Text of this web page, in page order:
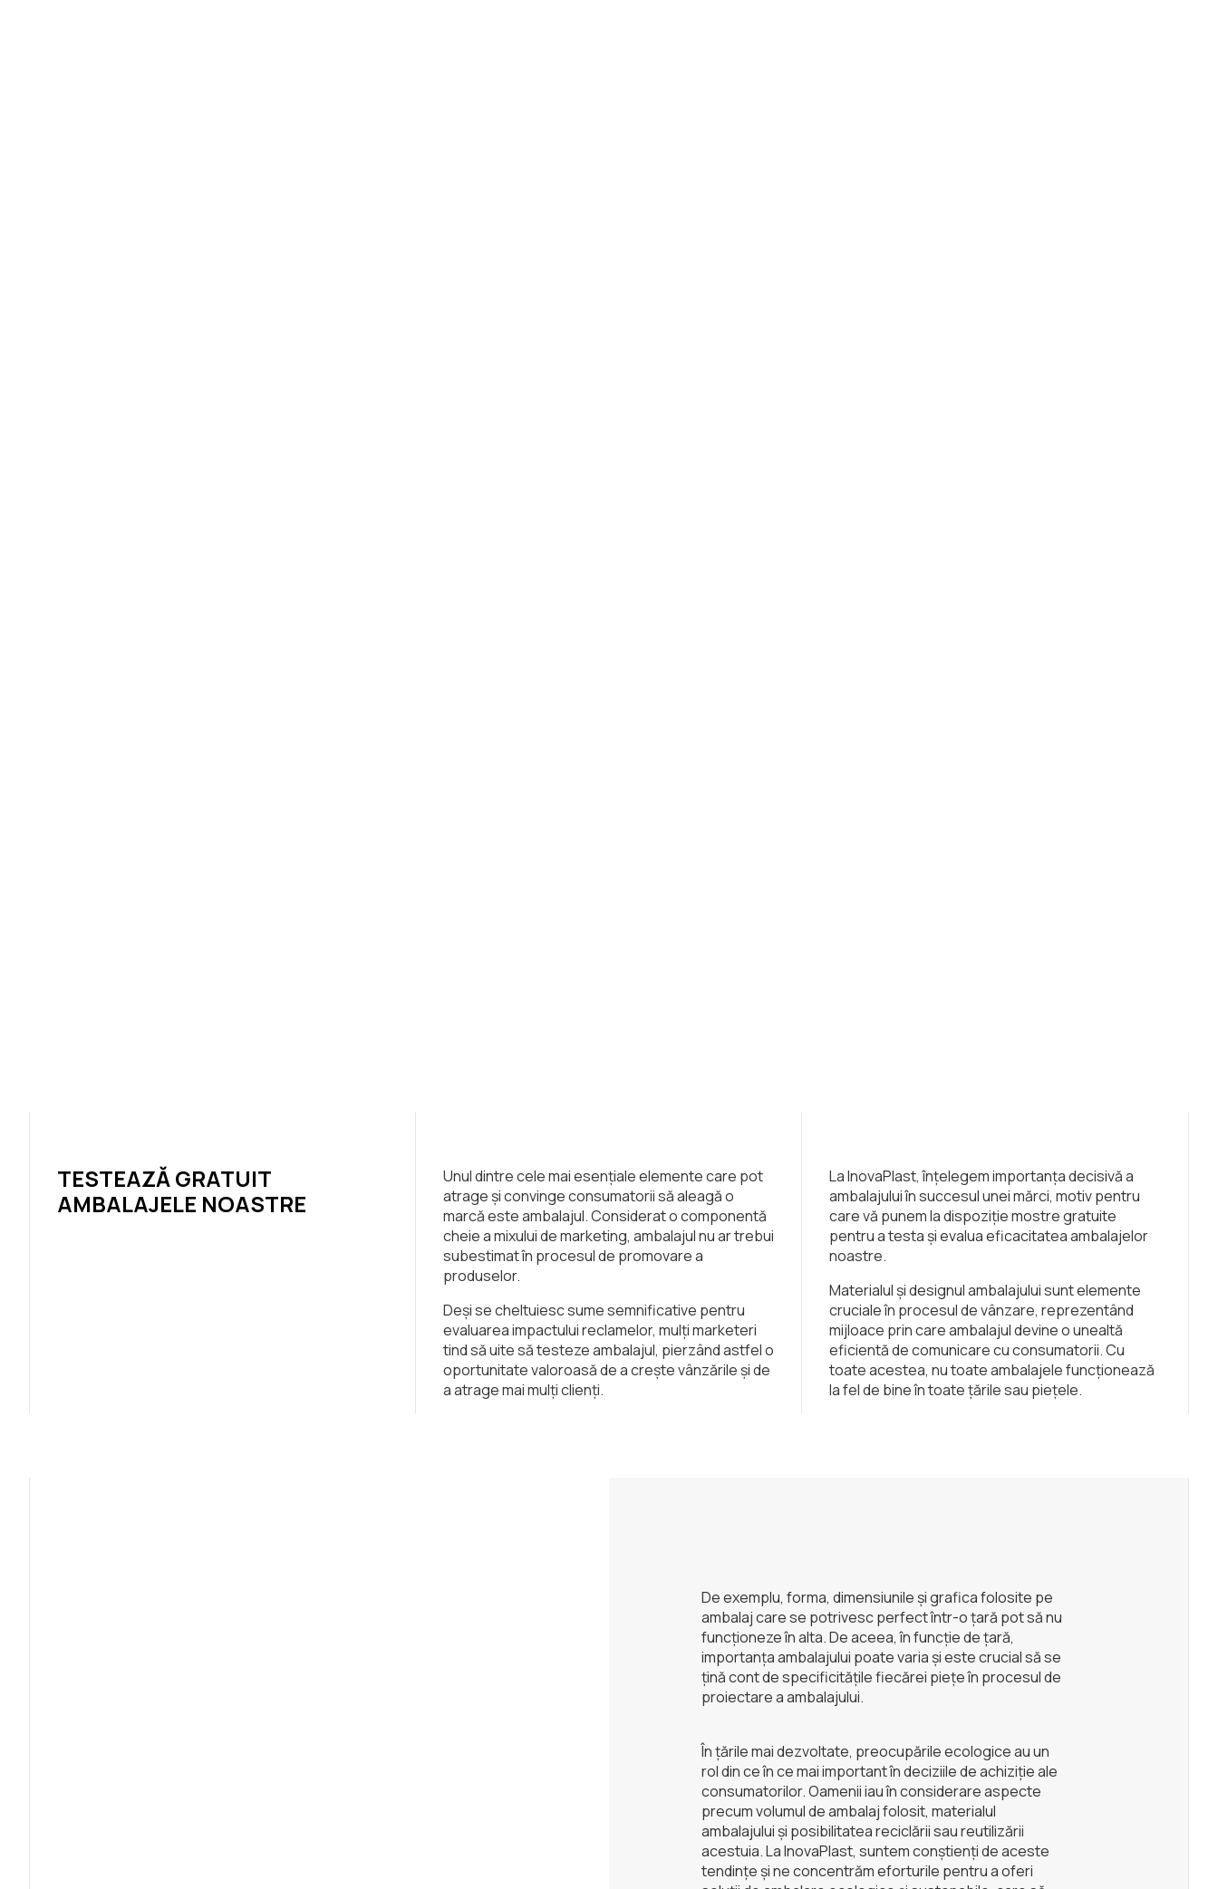
TESTEAZĂ GRATUIT
AMBALAJELE NOASTRE
Unul dintre cele mai esențiale elemente care pot
atrage și convinge consumatorii să aleagă o
marcă este ambalajul. Considerat o componentă
cheie a mixului de marketing, ambalajul nu ar trebui
subestimat în procesul de promovare a
produselor.
Deși se cheltuiesc sume semnificative pentru
evaluarea impactului reclamelor, mulți marketeri
tind să uite să testeze ambalajul, pierzând astfel o
oportunitate valoroasă de a crește vânzările și de
a atrage mai mulți clienți.
La InovaPlast, înțelegem importanța decisivă a
ambalajului în succesul unei mărci, motiv pentru
care vă punem la dispoziție mostre gratuite
pentru a testa și evalua eficacitatea ambalajelor
noastre.
Materialul și designul ambalajului sunt elemente
cruciale în procesul de vânzare, reprezentând
mijloace prin care ambalajul devine o unealtă
eficientă de comunicare cu consumatorii. Cu
toate acestea, nu toate ambalajele funcționează
la fel de bine în toate țările sau piețele.
De exemplu, forma, dimensiunile și grafica folosite pe
ambalaj care se potrivesc perfect într-o țară pot să nu
funcționeze în alta. De aceea, în funcție de țară,
importanța ambalajului poate varia și este crucial să se
țină cont de specificitățile fiecărei piețe în procesul de
proiectare a ambalajului.
În țările mai dezvoltate, preocupările ecologice au un
rol din ce în ce mai important în deciziile de achiziție ale
consumatorilor. Oamenii iau în considerare aspecte
precum volumul de ambalaj folosit, materialul
ambalajului și posibilitatea reciclării sau reutilizării
acestuia. La InovaPlast, suntem conștienți de aceste
tendințe și ne concentrăm eforturile pentru a oferi